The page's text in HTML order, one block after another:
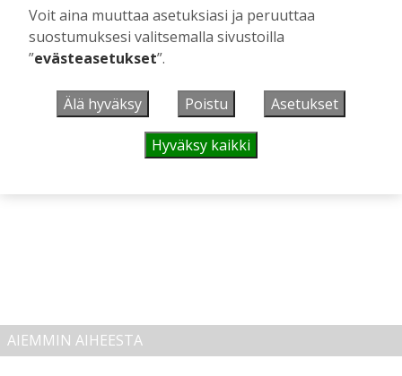
mainos päättyy
AIEMMIN AIHEESTA
Voit aina muuttaa asetuksiasi ja peruuttaa
suostumuksesi valitsemalla sivustoilla
”evästeasetukset”.
Älä hyväksy Poistu Asetukset
Hyväksy kaikki